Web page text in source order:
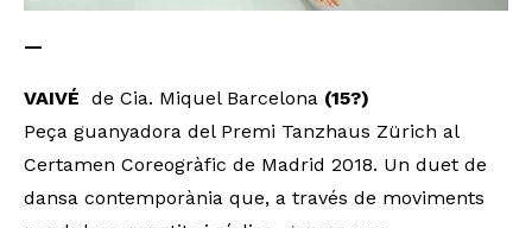
—
VAIVÉ de Cia. Miquel Barcelona (15?)
Peça guanyadora del Premi Tanzhaus Zürich al
Certamen Coreogràfic de Madrid 2018. Un duet de
dansa contemporània que, a través de moviments